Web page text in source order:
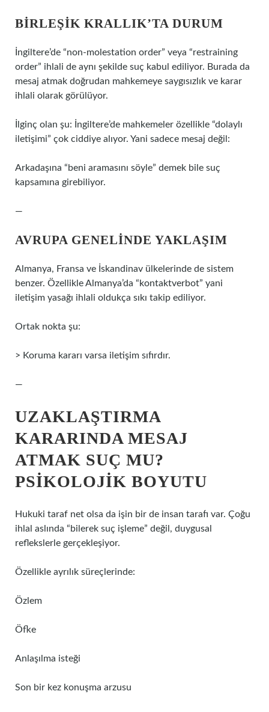
BIRLEŞIK KRALLIK’TA DURUM
İngiltere’de “non-molestation order” veya “restraining
order” ihlali de aynı şekilde suç kabul ediliyor. Burada da
mesaj atmak doğrudan mahkemeye saygısızlık ve karar
ihlali olarak görülüyor.
İlginç olan şu: İngiltere’de mahkemeler özellikle “dolaylı
iletişimi” çok ciddiye alıyor. Yani sadece mesaj değil:
Arkadaşına “beni aramasını söyle” demek bile suç
kapsamına girebiliyor.
—
AVRUPA GENELINDE YAKLAŞIM
Almanya, Fransa ve İskandinav ülkelerinde de sistem
benzer. Özellikle Almanya’da “kontaktverbot” yani
iletişim yasağı ihlali oldukça sıkı takip ediliyor.
Ortak nokta şu:
> Koruma kararı varsa iletişim sıfırdır.
—
UZAKLAŞTIRMA
KARARINDA MESAJ
ATMAK SUÇ MU?
PSIKOLOJIK BOYUTU
Hukuki taraf net olsa da işin bir de insan tarafı var. Çoğu
ihlal aslında “bilerek suç işleme” değil, duygusal
reflekslerle gerçekleşiyor.
Özellikle ayrılık süreçlerinde:
Özlem
Öfke
Anlaşılma isteği
Son bir kez konuşma arzusu